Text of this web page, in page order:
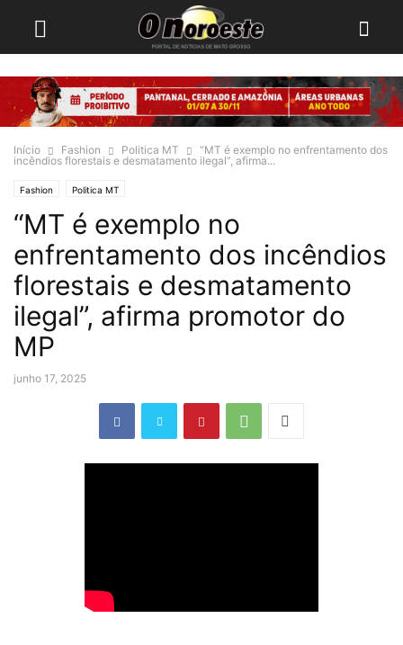
Início Fashion Politica MT
“MT é exemplo no enfrentamento dos
incêndios florestais e desmatamento ilegal”, afirma...
Fashion Politica MT
“MT é exemplo no
enfrentamento dos incêndios
florestais e desmatamento
ilegal”, afirma promotor do
MP
junho 17, 2025